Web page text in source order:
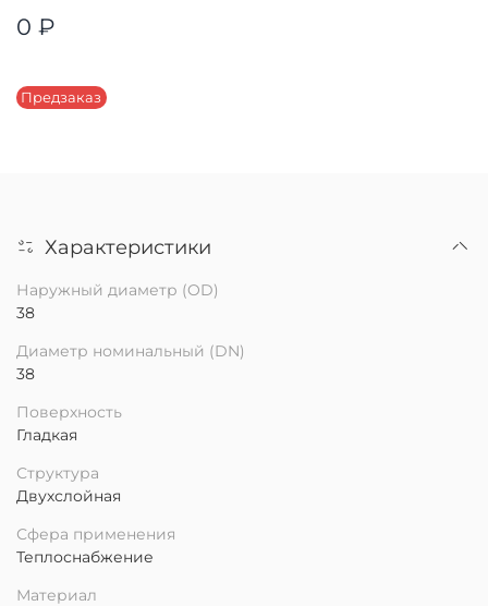
Предзаказ
0 ₽
Характеристики
Наружный диаметр (OD)
38
Диаметр номинальный (DN)
38
Поверхность
Гладкая
Структура
Двухслойная
Сфера применения
Теплоснабжение
Материал